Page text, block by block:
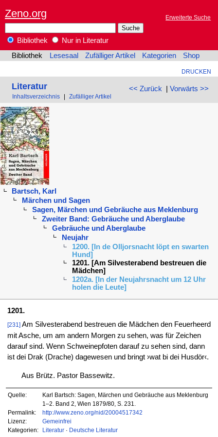
Zeno.org Erweiterte Suche
Bibliothek
Nur in Literatur
Bibliothek
Lesesaal Zufälliger Artikel Kategorien Shop
DRUCKEN
<< Zurück | Vorwärts >>
Literatur
Inhaltsverzeichnis Zufälliger Artikel
Bartsch, Karl
Märchen und Sagen
Sagen, Märchen und Gebräuche aus Meklenburg
Zweiter Band: Gebräuche und Aberglaube
Gebräuche und Aberglaube
Neujahr
1200. [In de Olljorsnacht löpt en swarten
Hund]
1201. [Am Silvesterabend bestreuen die
Mädchen]
1202a. [In der Neujahrsnacht um 12 Uhr
holen die Leute]
1201.
[231]Am Silvesterabend bestreuen die Mädchen den Feuerheerd
mit Asche, um am andern Morgen zu sehen, was für Zeichen
darauf sind. Wenn Schweinepfoten darauf zu sehen sind, dann
ist dei Drak (Drache) dagewesen und bringt ›wat bi dei Husdör‹.
Aus Brütz. Pastor Bassewitz.
Quelle:
Karl Bartsch: Sagen, Märchen und Gebräuche aus Meklenburg
1–2. Band 2, Wien 1879/80, S. 231.
Permalink:
http://www.zeno.org/nid/20004517342
Lizenz:
Gemeinfrei
Kategorien:
Literatur· Deutsche Literatur